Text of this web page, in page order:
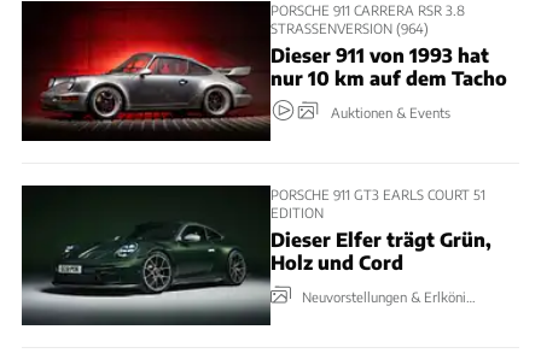
PORSCHE 911 CARRERA RSR 3.8
STRASSENVERSION (964)
Dieser 911 von 1993 hat
nur 10 km auf dem Tacho
Auktionen & Events
PORSCHE 911 GT3 EARLS COURT 51
EDITION
Dieser Elfer trägt Grün,
Holz und Cord
Neuvorstellungen & Erlkönige